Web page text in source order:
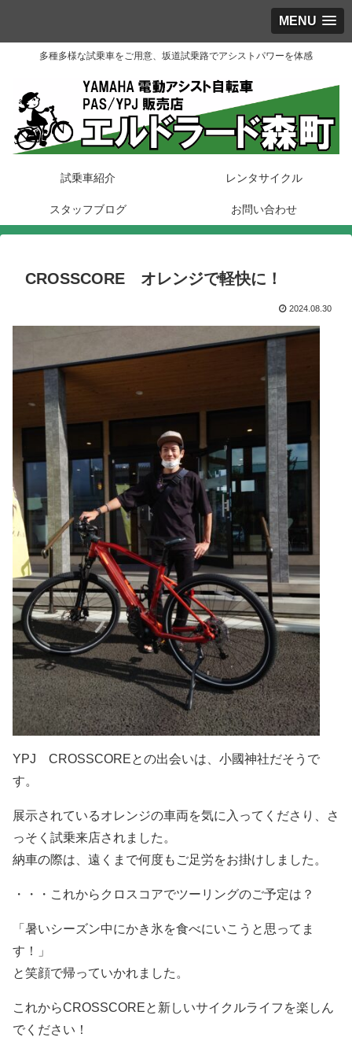
MENU
多種多様な試乗車をご用意、坂道試乗路でアシストパワーを体感
試乗車紹介 レンタサイクル
スタッフブログ お問い合わせ
CROSSCORE オレンジで軽快に！
2024.08.30
YPJ CROSSCOREとの出会いは、小國神社だそうで
す。
展示されているオレンジの車両を気に入ってくださり、さ
っそく試乗来店されました。
納車の際は、遠くまで何度もご足労をお掛けしました。
・・・これからクロスコアでツーリングのご予定は？
「暑いシーズン中にかき氷を食べにいこうと思ってま
す！」
と笑顔で帰っていかれました。
これからCROSSCOREと新しいサイクルライフを楽しん
でください！